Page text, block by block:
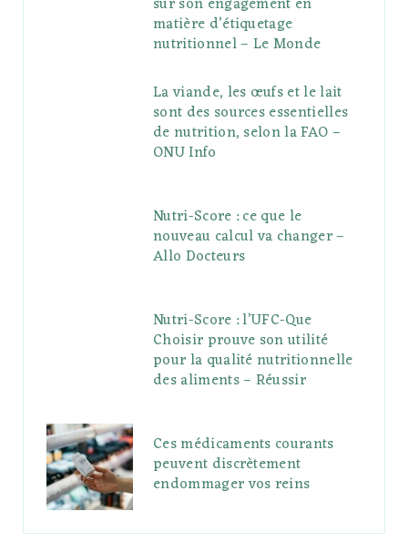
matière d’étiquetage
nutritionnel – Le Monde
La viande, les œufs et le lait
sont des sources essentielles
de nutrition, selon la FAO –
ONU Info
Nutri-Score : ce que le
nouveau calcul va changer –
Allo Docteurs
Nutri-Score : l’UFC-Que
Choisir prouve son utilité
pour la qualité nutritionnelle
des aliments – Réussir
Ces médicaments courants
peuvent discrètement
endommager vos reins